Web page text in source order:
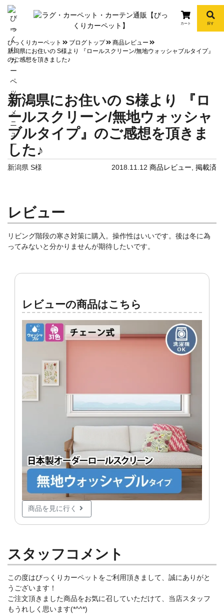
info
カート 探す
びっくりカーペット ブログトップ
商品レビュー
新潟県にお住いの S様より 『ロールスクリーン/無地ウォッシャブルタイプ』
のご感想を頂きました♪
新潟県にお住いの S様より 『ロ
ールスクリーン/無地ウォッシャ
ブルタイプ』のご感想を頂きま
した♪
新潟県 S様 2018.11.12 商品レビュー 掲載済
レビュー
リビング階段の寒さ対策に購入。操作性はいいです。後は冬に為
ってみないと分かりませんが期待したいです。
レビューの商品はこちら
商品を見に行く
スタッフコメント
この度はびっくりカーペットをご利用頂きまして、誠にありがと
うございます！
ご注文頂きました商品をお気に召していただけて、当店スタッフ
もうれしく思います(*^^*)